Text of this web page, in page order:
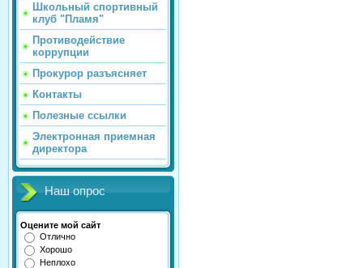
Школьный спортивный
клуб "Пламя"
Противодействие
коррупции
Прокурор разъясняет
Контакты
Полезные ссылки
Электронная приемная
директора
Наш опрос
Оцените мой сайт
Отлично
Хорошо
Неплохо